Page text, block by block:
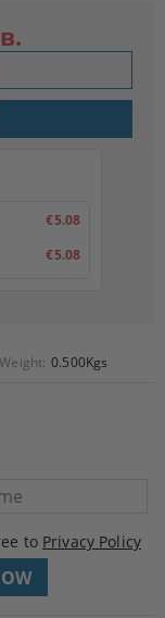
Weight: 0.500Kgs
to Privacy Policy
€5.08
€5.08